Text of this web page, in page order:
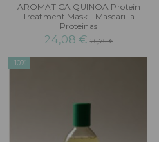
AROMATICA QUINOA Protein
Treatment Mask - Mascarilla
Proteinas
24,08 €26,75 €
-10%